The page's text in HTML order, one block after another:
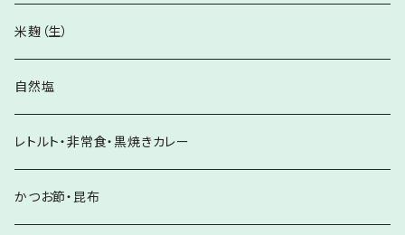
米麹（生）
自然塩
レトルト・非常食・黒焼きカレー
かつお節・昆布